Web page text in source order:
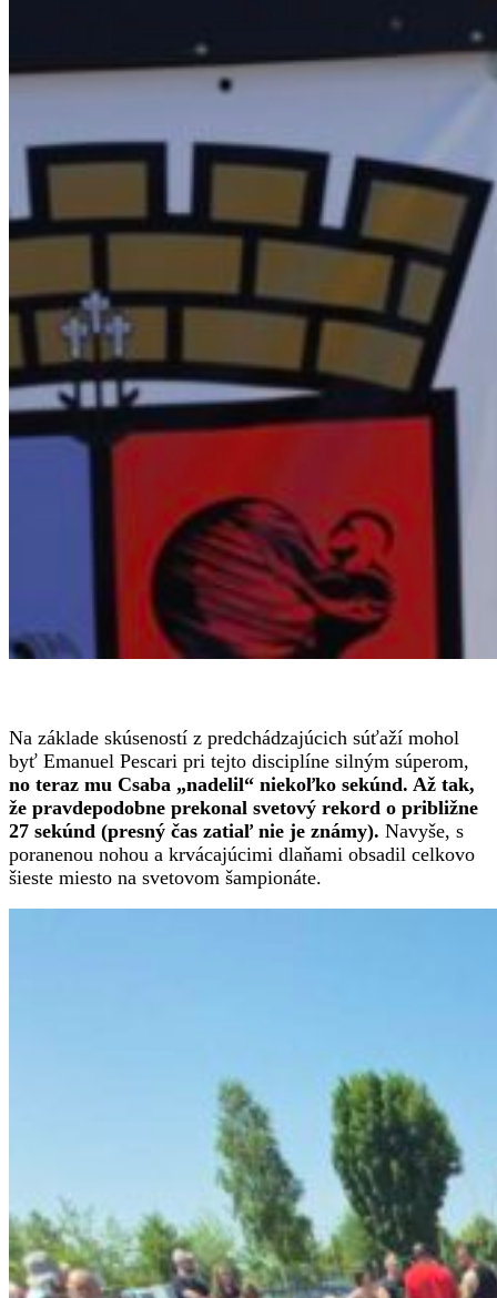
Na základe skúseností z predchádzajúcich súťaží mohol
byť Emanuel Pescari pri tejto disciplíne silným súperom,
no teraz mu Csaba „nadelil“ niekoľko sekúnd. Až tak,
že pravdepodobne prekonal svetový rekord o približne
27 sekúnd (presný čas zatiaľ nie je známy). Navyše, s
poranenou nohou a krvácajúcimi dlaňami obsadil celkovo
šieste miesto na svetovom šampionáte.